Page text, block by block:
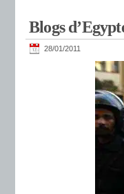
Blogs
28/01/2011